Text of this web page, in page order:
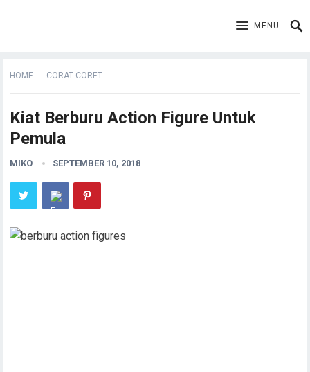
MENU
HOME CORAT CORET
Kiat Berburu Action Figure Untuk
Pemula
MIKO SEPTEMBER 10, 2018